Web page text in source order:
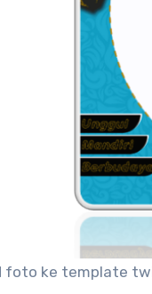
foto ke template